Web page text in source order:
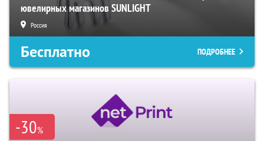
ювелирных магазинов SUNLIGHT
Россия
Бесплатно ПОДРОБНЕЕ
-30%